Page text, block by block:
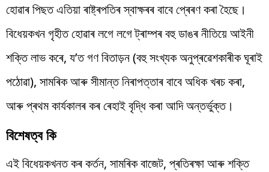
হোৱাৰ পিছত এতিয়া ৰাষ্ট্ৰপতিৰ স্বাক্ষৰৰ বাবে প্ৰেৰণ কৰা হৈছে।
বিধেয়কখন গৃহীত হোৱাৰ লগে লগে ট্ৰাম্পৰ বহু ডাঙৰ নীতিয়ে আইনী
শক্তি লাভ কৰে, য’ত গণ বিতাড়ন (বহু সংখ্যক অনুপ্ৰৱেশকাৰীক ঘূৰাই
পঠোৱা), সামৰিক আৰু সীমান্ত নিৰাপত্তাৰ বাবে অধিক খৰচ কৰা,
আৰু প্ৰথম কাৰ্যকালৰ কৰ ৰেহাই বৃদ্ধি কৰা আদি অন্তৰ্ভুক্ত।
বিশেষত্ব কি
এই বিধেয়কখনত কৰ কৰ্তন, সামৰিক বাজেট, প্ৰতিৰক্ষা আৰু শক্তি